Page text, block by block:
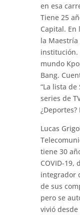
en esa
Tiene 25
Capital.
la Maestría
institución.
mundo
Bang.
“La lista
series de
Lucas
tiene 30
COVID-19,
integrador
de sus
pero se
vivió